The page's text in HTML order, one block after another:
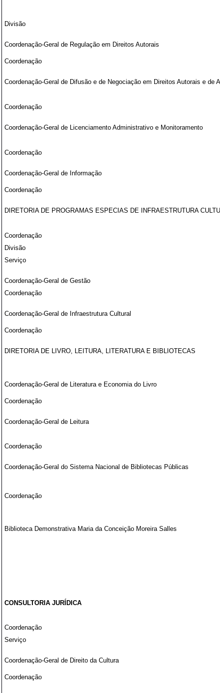
Divisão
Coordenação-Geral de Regulação em Direitos Autorais
Coordenação
Coordenação-Geral de Difusão e de Negociação em Direitos Autorais e de
Coordenação
Coordenação-Geral de Licenciamento Administrativo e Monitoramento
Coordenação
Coordenação-Geral de Informação
Coordenação
DIRETORIA DE PROGRAMAS ESPECIAS DE INFRAESTRUTURA
Coordenação
Divisão
Serviço
Coordenação-Geral de Gestão
Coordenação
Coordenação-Geral de Infraestrutura Cultural
Coordenação
DIRETORIA DE LIVRO, LEITURA, LITERATURA E BIBLIOTECAS
Coordenação-Geral de Literatura e Economia do Livro
Coordenação
Coordenação-Geral de Leitura
Coordenação
Coordenação-Geral do Sistema Nacional de Bibliotecas Públicas
Coordenação
Biblioteca Demonstrativa Maria da Conceição Moreira Salles
CONSULTORIA JURÍDICA
Coordenação
Serviço
Coordenação-Geral de Direito da Cultura
Coordenação